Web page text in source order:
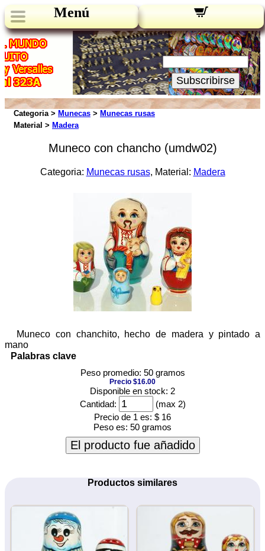
Menú
Novedades:
Su Email:
Subscribirse
Categoria > Munecas > Munecas rusas
Material > Madera
Muneco con chancho (umdw02)
Categoria: Munecas rusas, Material: Madera
Muneco con chanchito, hecho de madera y pintado a
mano
Palabras clave
Peso promedio: 50 gramos
Precio $16.00
Disponible en stock: 2
Cantidad:
(max 2)
Precio de 1 es: $ 16
Peso es: 50 gramos
El producto fue añadido
Productos similares